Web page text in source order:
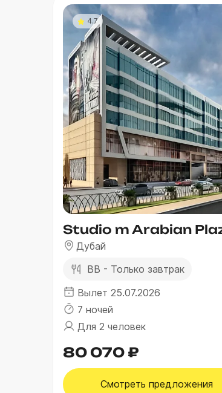
4.7
Дубай
BB - Только завтрак
Вылет 25.07.2026
7 ночей
Для 2 человек
80 070 ₽
Смотреть предложения